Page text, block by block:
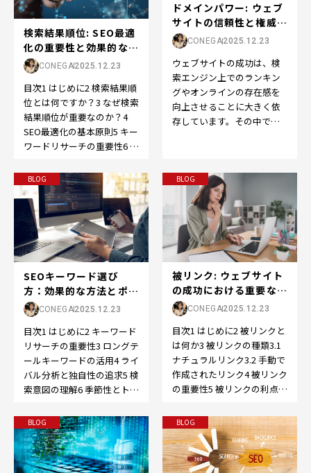
検索結果順位: SEO最適
化の重要性と効果的な戦
略 CONEGA2025.12.23
目次1 はじめに2 検索結果順
位とは何ですか？3 なぜ検索
結果順位が重要なのか？4
SEO最適化の基本原則5 キー
ワードリサーチの重要性6 コ
タ…
ドメインパワー: ウェブ
サイトの信頼性と権威の
向上をサポートする重要
な要素
CONEGA2025.12.23
ウェブサイトの成功は、検
索エンジン上でのランキン
グやオンラインの存在感を
向上させることに大きく依
存しています。その中で
BLOG
SEOキーワード選び
方：効果的な方法とポイ
ントCONEGA2025.12.23
目次1 はじめに2 キーワード
リサーチの重要性3 ロングテ
ールキーワードの活用4 ライ
バル分析と独自性の追求5 検
索意図の理解6 季節性とトレ
の…
BLOG
被リンク: ウェブサイト
の成功における重要な役
割 CONEGA2025.12.23
目次1 はじめに2 被リンクと
は何か3 被リンクの種類3.1
ナチュラルリンク3.2 手動で
作成されたリンク4 被リンク
の重要性5 被リンクの利点
BLOG BLOG